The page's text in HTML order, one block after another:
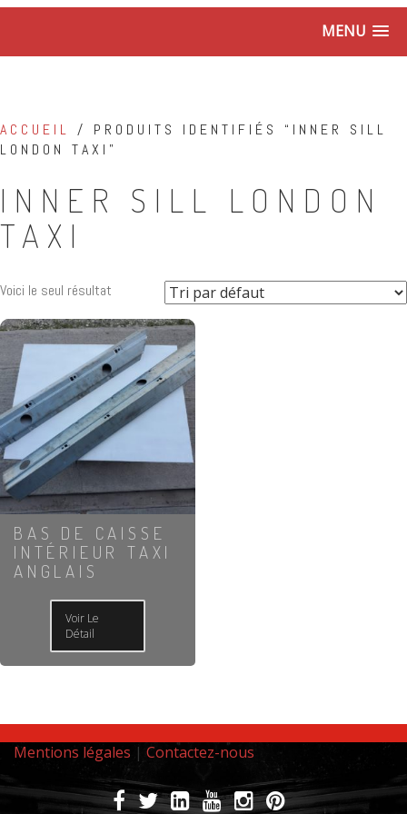
MENU
ACCUEIL / PRODUITS IDENTIFIÉS “INNER SILL
LONDON TAXI”
INNER SILL LONDON
TAXI
Voici le seul résultat
BAS DE CAISSE
INTÉRIEUR TAXI
ANGLAIS
Voir Le
Détail
Mentions légales | Contactez-nous